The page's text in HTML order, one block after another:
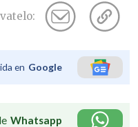
en Google
Whatsapp